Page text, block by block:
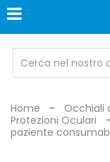
MEDICO
OCCHIALI
DI
Home Occhiali
Protezioni Oculari
paziente